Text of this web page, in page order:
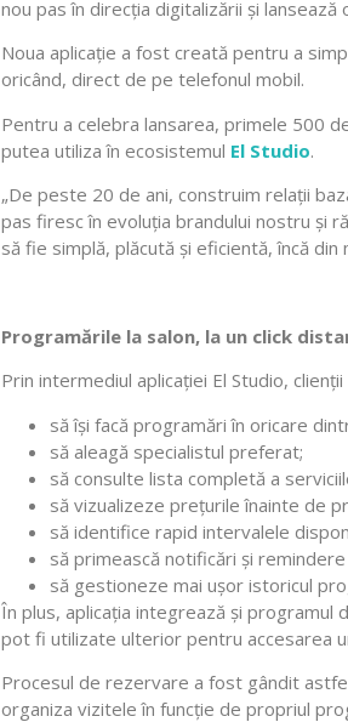
nou pas în direcția digitalizării și lansează
Noua aplicație a fost creată pentru a
oricând, direct de pe telefonul mobil.
Pentru a celebra lansarea, primele 500
putea utiliza în ecosistemul El Studio.
„De peste 20 de ani, construim relații
pas firesc în evoluția brandului nostru și
să fie simplă, plăcută și eficientă, încă
Programările la salon, la un click
Prin intermediul aplicației El Studio,
să își facă programări în oricare
să aleagă specialistul preferat;
să consulte lista completă a
să vizualizeze prețurile înainte de
să identifice rapid intervalele
să primească notificări și
să gestioneze mai ușor istoricul
În plus, aplicația integrează și programul
pot fi utilizate ulterior pentru accesarea
Procesul de rezervare a fost gândit
organiza vizitele în funcție de propriul